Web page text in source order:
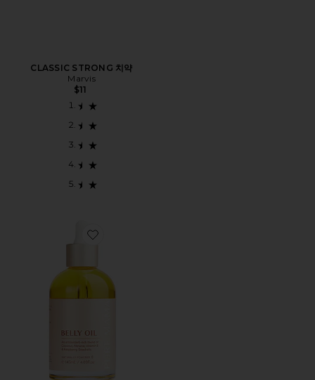
CLASSIC STRONG 치약
Marvis
$11
Favorite Belly & Body Oil